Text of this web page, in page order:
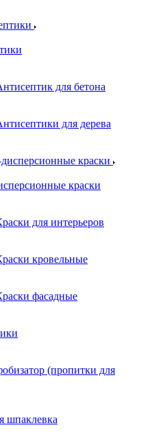
для бетона
для дерева
краски
краски
для интерьеров
кровельные
фасадные
(пропитки для
шпаклевка